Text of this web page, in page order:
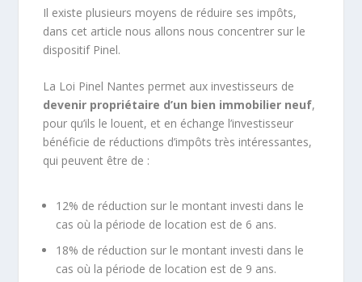
Il existe plusieurs moyens de réduire ses impôts,
dans cet article nous allons nous concentrer sur le
dispositif Pinel.
La Loi Pinel Nantes permet aux investisseurs de
devenir propriétaire d’un bien immobilier neuf,
pour qu’ils le louent, et en échange l’investisseur
bénéficie de réductions d’impôts très intéressantes,
qui peuvent être de :
12% de réduction sur le montant investi dans le
cas où la période de location est de 6 ans.
18% de réduction sur le montant investi dans le
cas où la période de location est de 9 ans.